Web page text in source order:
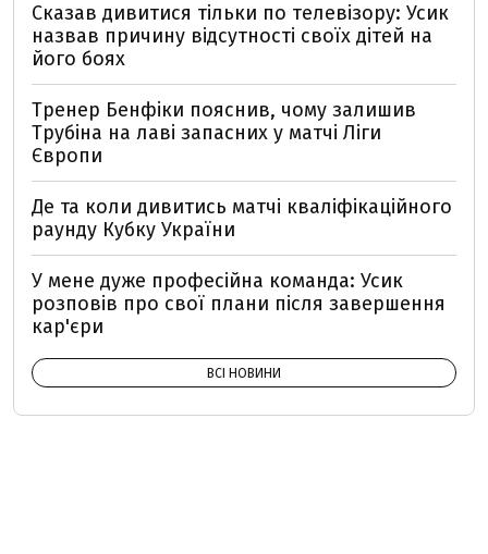
Сказав дивитися тільки по телевізору: Усик
назвав причину відсутності своїх дітей на
його боях
Тренер Бенфіки пояснив, чому залишив
Трубіна на лаві запасних у матчі Ліги
Європи
Де та коли дивитись матчі кваліфікаційного
раунду Кубку України
У мене дуже професійна команда: Усик
розповів про свої плани після завершення
кар'єри
ВСІ НОВИНИ